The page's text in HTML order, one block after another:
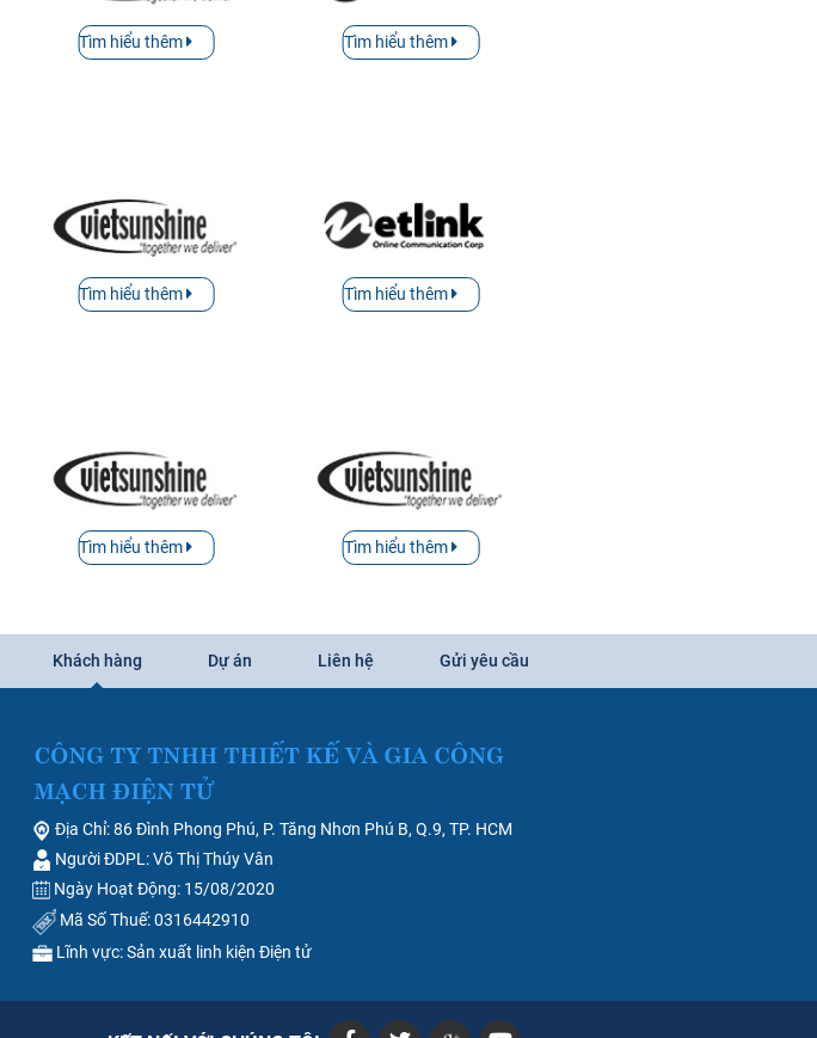
Tìm hiểu thêm Tìm hiểu thêm
Tìm hiểu thêm Tìm hiểu thêm
Tìm hiểu thêm Tìm hiểu thêm
Khách hàng Dự án Liên hệ Gửi yêu cầu
Địa Chỉ: 86 Đình Phong Phú, P. Tăng Nhơn Phú B, Q.9, TP. HCM
Người ĐDPL: Võ Thị Thúy Vân
Ngày Hoạt Động: 15/08/2020
Mã Số Thuế: 0316442910
Lĩnh vực: Sản xuất linh kiện Điện tử